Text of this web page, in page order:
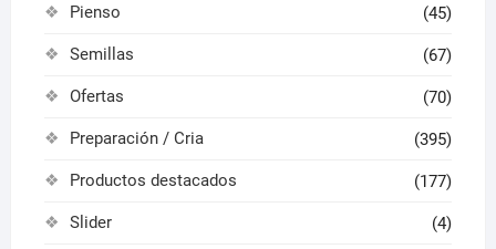
Pienso (45)
Semillas (67)
Ofertas (70)
Preparación / Cria (395)
Productos destacados (177)
Slider (4)